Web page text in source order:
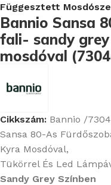
Függesztett
Bannio Sansa
fali- sandy
mosdóval
Cikkszám: Bannio /
Sansa 80-As
Kyra Mosdóval,
Tükörrel És Led
Sandy Grey Színben